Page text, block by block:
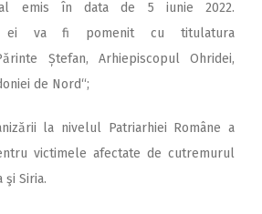
emis în data de 5 iunie 2022.
ei va fi pomenit cu titulatura
Ștefan, Arhiepiscopul Ohridei,
de Nord“;
la nivelul Patriarhiei Române a
victimele afectate de cutremurul
şi Siria.